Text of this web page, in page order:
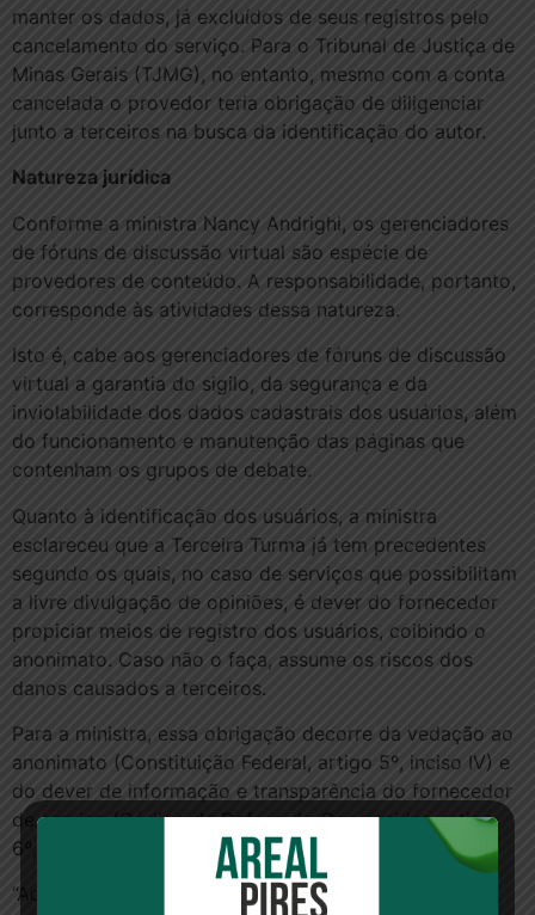
manter os dados, já excluídos de seus registros pelo
cancelamento do serviço. Para o Tribunal de Justiça de
Minas Gerais (TJMG), no entanto, mesmo com a conta
cancelada o provedor teria obrigação de diligenciar
junto a terceiros na busca da identificação do autor.
Natureza jurídica
Conforme a ministra Nancy Andrighi, os gerenciadores
de fóruns de discussão virtual são espécie de
provedores de conteúdo. A responsabilidade, portanto,
corresponde às atividades dessa natureza.
Isto é, cabe aos gerenciadores de fóruns de discussão
virtual a garantia do sigilo, da segurança e da
inviolabilidade dos dados cadastrais dos usuários, além
do funcionamento e manutenção das páginas que
contenham os grupos de debate.
Quanto à identificação dos usuários, a ministra
esclareceu que a Terceira Turma já tem precedentes
segundo os quais, no caso de serviços que possibilitam
a livre divulgação de opiniões, é dever do fornecedor
propiciar meios de registro dos usuários, coibindo o
anonimato. Caso não o faça, assume os riscos dos
danos causados a terceiros.
Para a ministra, essa obrigação decorre da vedação ao
anonimato (Constituição Federal, artigo 5º, inciso IV) e
do dever de informação e transparência do fornecedor
de serviço (Código de Defesa do Consumidor, artigo
6º, inciso III).
“Ao oferecer um serviço de provedoria de conteúdo,